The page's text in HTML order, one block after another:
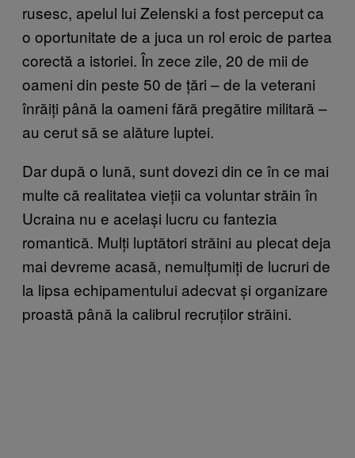
rusesc, apelul lui Zelenski a fost perceput ca
o oportunitate de a juca un rol eroic de partea
corectă a istoriei. În zece zile, 20 de mii de
oameni din peste 50 de țări – de la veterani
înrăiți până la oameni fără pregătire militară –
au cerut să se alăture luptei.
Dar după o lună, sunt dovezi din ce în ce mai
multe că realitatea vieții ca voluntar străin în
Ucraina nu e același lucru cu fantezia
romantică. Mulți luptători străini au plecat deja
mai devreme acasă, nemulțumiți de lucruri de
la lipsa echipamentului adecvat și organizare
proastă până la calibrul recruților străini.